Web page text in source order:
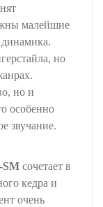
малейшие
но
но и
особенно
звучание.
SM сочетает в
кедра и
очень